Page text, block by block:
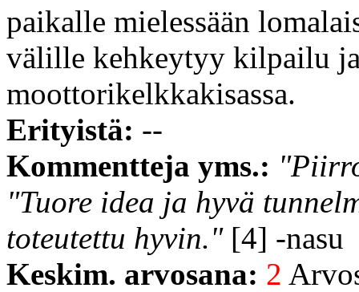
paikalle mielessään
välille kehkeytyy kilpailu
moottorikelkkakisassa.
Erityistä: --
Kommentteja yms.:
"Tuore idea ja hyvä
toteutettu hyvin."[4] -nasu
Keskim. arvosana: 2